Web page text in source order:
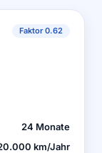
Faktor 0.62
24 Monate
km/Jahr